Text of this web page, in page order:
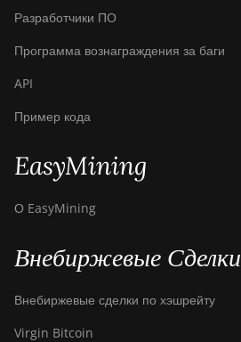
Разработчики ПО
Программа вознаграждения за баги
API
Пример кода
EasyMining
О EasyMining
Внебиржевые Сделки
Внебиржевые сделки по хэшрейту
Virgin Bitcoin